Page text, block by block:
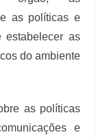
as políticas e
estabelecer as
do ambiente
as políticas
e